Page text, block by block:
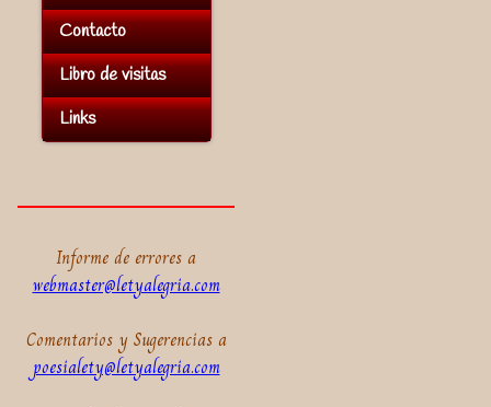
Contacto
Libro de visitas
Links
Informe de errores a
webmaster@letyalegria.com
Comentarios y Sugerencias a
poesialety@letyalegria.com